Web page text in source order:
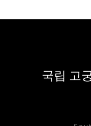
국립 고